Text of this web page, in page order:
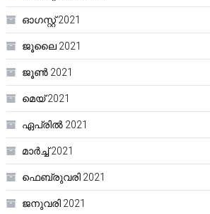
ഓഗസ്റ്റ്‌ 2021
ജൂലൈ 2021
ജൂൺ 2021
മെയ്‌ 2021
ഏപ്രിൽ 2021
മാർച്ച്‌ 2021
ഫെബ്രുവരി 2021
ജനുവരി 2021